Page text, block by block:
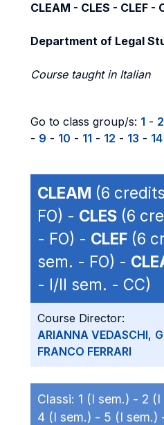
CLEAM - CLES - CLEF -
Department of Legal
Course taught in Italian
Go to class group/s: 1 - 2
- 9 - 10 - 11 - 12 - 13 - 14
CLEAM (6
FO) - CLES (6
- FO) - CLEF (6
sem. - FO) -
- I/II sem. - CC)
Course Director:
ARIANNA VEDASCHI,
FRANCO FERRARI
Classi: 1 (I sem.) - 2 (I
4 (I sem.) - 5 (I sem.)